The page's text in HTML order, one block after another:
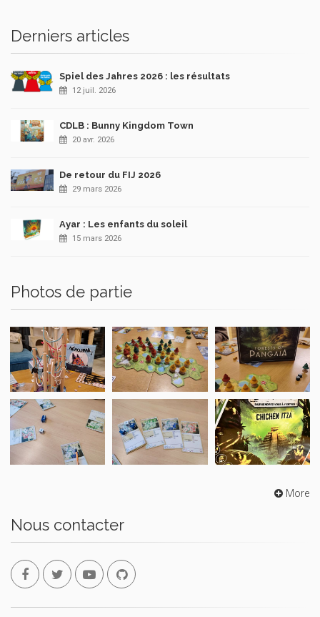
Derniers articles
Spiel des Jahres 2026 : les résultats
12 juil. 2026
CDLB : Bunny Kingdom Town
20 avr. 2026
De retour du FIJ 2026
29 mars 2026
Ayar : Les enfants du soleil
15 mars 2026
Photos de partie
More
Nous contacter